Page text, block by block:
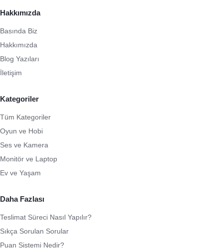
Hakkımızda
Basında Biz
Hakkımızda
Blog Yazıları
İletişim
Kategoriler
Tüm Kategoriler
Oyun ve Hobi
Ses ve Kamera
Monitör ve Laptop
Ev ve Yaşam
Daha Fazlası
Teslimat Süreci Nasıl Yapılır?
Sıkça Sorulan Sorular
Puan Sistemi Nedir?